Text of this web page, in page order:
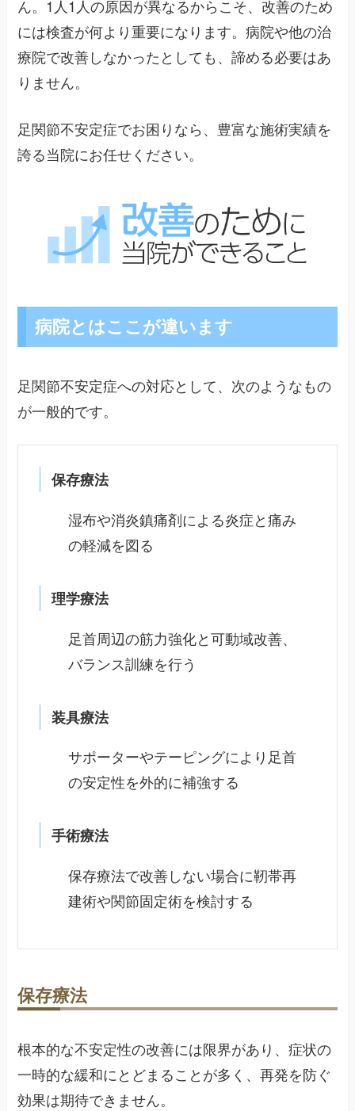
ん。1人1人の原因が異なるからこそ、改善のため
には検査が何より重要になります。病院や他の治
療院で改善しなかったとしても、諦める必要はあ
りません。
足関節不安定症でお困りなら、豊富な施術実績を
誇る当院にお任せください。
病院とはここが違います
足関節不安定症への対応として、次のようなもの
が一般的です。
保存療法
湿布や消炎鎮痛剤による炎症と痛み
の軽減を図る
理学療法
足首周辺の筋力強化と可動域改善、
バランス訓練を行う
装具療法
サポーターやテーピングにより足首
の安定性を外的に補強する
手術療法
保存療法で改善しない場合に靭帯再
建術や関節固定術を検討する
保存療法
根本的な不安定性の改善には限界があり、症状の
一時的な緩和にとどまることが多く、再発を防ぐ
効果は期待できません。